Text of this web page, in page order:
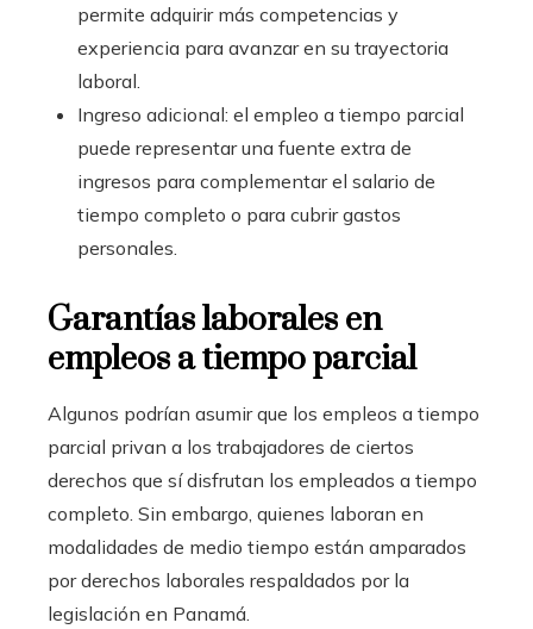
permite adquirir más competencias y
experiencia para avanzar en su trayectoria
laboral.
Ingreso adicional: el empleo a tiempo parcial
puede representar una fuente extra de
ingresos para complementar el salario de
tiempo completo o para cubrir gastos
personales.
Garantías laborales en
empleos a tiempo parcial
Algunos podrían asumir que los empleos a tiempo
parcial privan a los trabajadores de ciertos
derechos que sí disfrutan los empleados a tiempo
completo. Sin embargo, quienes laboran en
modalidades de medio tiempo están amparados
por derechos laborales respaldados por la
legislación en Panamá.